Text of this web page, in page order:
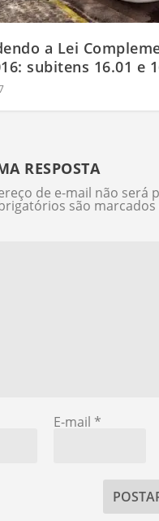
a Lei
subitens 16.01 e
RESPOSTA
de e-mail não será
são marcados
E-mail *